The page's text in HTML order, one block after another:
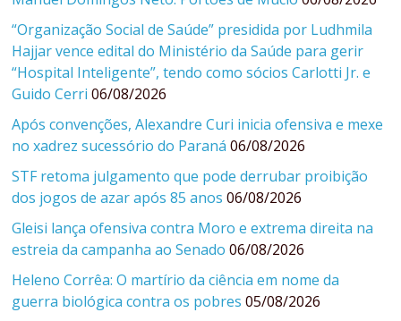
“Organização Social de Saúde” presidida por Ludhmila
Hajjar vence edital do Ministério da Saúde para gerir
“Hospital Inteligente”, tendo como sócios Carlotti Jr. e
Guido Cerri 06/08/2026
Após convenções, Alexandre Curi inicia ofensiva e mexe
no xadrez sucessório do Paraná 06/08/2026
STF retoma julgamento que pode derrubar proibição
dos jogos de azar após 85 anos 06/08/2026
Gleisi lança ofensiva contra Moro e extrema direita na
estreia da campanha ao Senado 06/08/2026
Heleno Corrêa: O martírio da ciência em nome da
guerra biológica contra os pobres 05/08/2026